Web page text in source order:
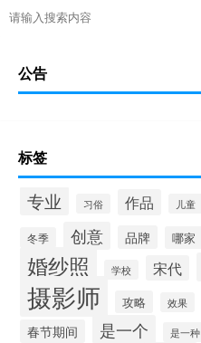
公告
标签
专业 习俗 作品 儿童
冬季 创意 品牌 哪家
婚纱照 学校 宋代
摄影师 攻略 效果
春节期间 是一个 是一种